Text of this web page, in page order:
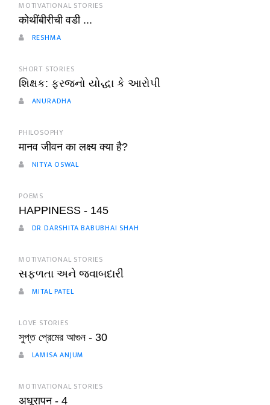
MOTIVATIONAL STORIES
कोथींबीरीची वडी ...
RESHMA
SHORT STORIES
શિક્ષક: ફરજનો યોદ્ધા કે આરોપી
ANURADHA
PHILOSOPHY
मानव जीवन का लक्ष्य क्या है?
NITYA OSWAL
POEMS
HAPPINESS - 145
DR DARSHITA BABUBHAI SHAH
MOTIVATIONAL STORIES
સફળતા અને જવાબદારી
MITAL PATEL
LOVE STORIES
সুপ্ত প্রেমের আগুন - 30
LAMISA ANJUM
MOTIVATIONAL STORIES
अधूरापन - 4